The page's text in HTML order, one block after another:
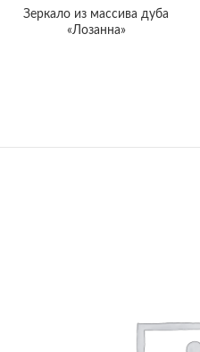
Зеркало из массива дуба
«Лозанна»